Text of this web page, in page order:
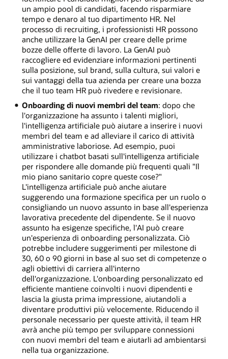
un ampio pool di candidati, facendo risparmiare
tempo e denaro al tuo dipartimento HR. Nel
processo di recruiting, i professionisti HR possono
anche utilizzare la GenAI per creare delle prime
bozze delle offerte di lavoro. La GenAI può
raccogliere ed evidenziare informazioni pertinenti
sulla posizione, sul brand, sulla cultura, sui valori e
sui vantaggi della tua azienda per creare una bozza
che il tuo team HR può rivedere e revisionare.
Onboarding di nuovi membri del team: dopo che
l'organizzazione ha assunto i talenti migliori,
l'intelligenza artificiale può aiutare a inserire i nuovi
membri del team e ad alleviare il carico di attività
amministrative laboriose. Ad esempio, puoi
utilizzare i chatbot basati sull'intelligenza artificiale
per rispondere alle domande più frequenti quali "Il
mio piano sanitario copre queste cose?"
L'intelligenza artificiale può anche aiutare
suggerendo una formazione specifica per un ruolo o
consigliando un nuovo assunto in base all'esperienza
lavorativa precedente del dipendente. Se il nuovo
assunto ha esigenze specifiche, l'AI può creare
un'esperienza di onboarding personalizzata. Ciò
potrebbe includere suggerimenti per milestone di
30, 60 o 90 giorni in base al suo set di competenze o
agli obiettivi di carriera all'interno
dell'organizzazione. L'onboarding personalizzato ed
efficiente mantiene coinvolti i nuovi dipendenti e
lascia la giusta prima impressione, aiutandoli a
diventare produttivi più velocemente. Riducendo il
personale necessario per queste attività, il team HR
avrà anche più tempo per sviluppare connessioni
con nuovi membri del team e aiutarli ad ambientarsi
nella tua organizzazione.